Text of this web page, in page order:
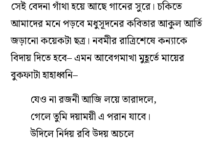
সেই বেদনা গাঁথা হয়ে আছে গানের সুরে।চকিতে
আমাদের মনে পড়বে মধুসূদনের কবিতার আকুল আর্তি
জড়ানো কয়েকটা ছত্র।নবমীর রাত্রিশেষে কন্যাকে
বিদায় দিতে হবে– এমন আবেগমাখা মুহূর্তে মায়ের
বুকফাটা হাহাধ্বনি–
যেও না রজনী আজি লয়ে তারাদলে,
গেলে তুমি দয়াময়ী এ পরান যাবে।
উদিলে নির্দয় রবি উদয় অচলে